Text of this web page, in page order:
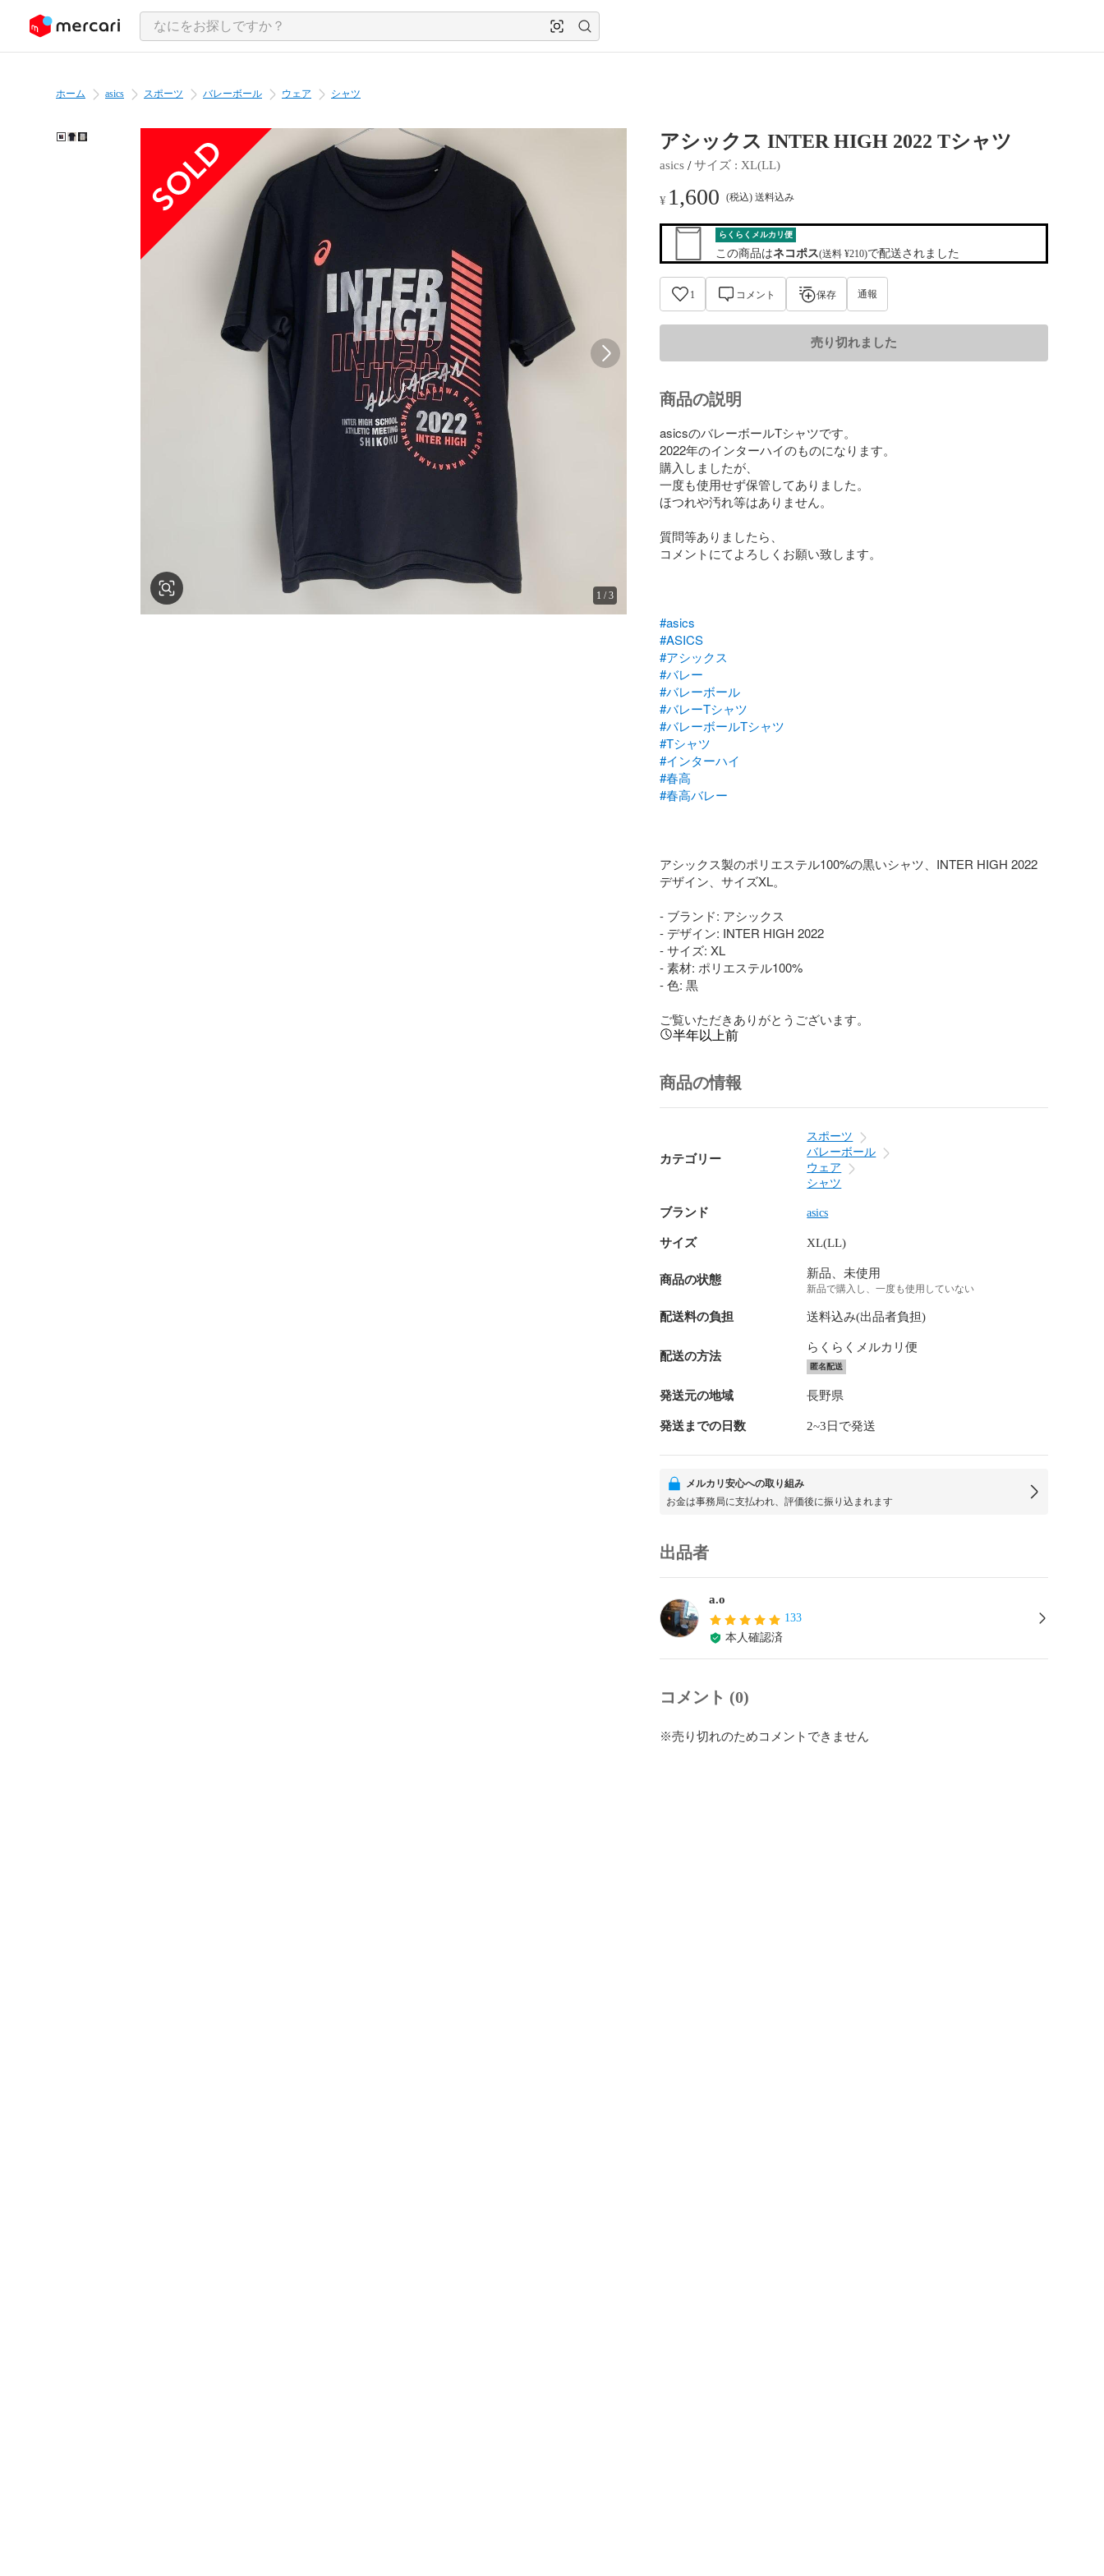
ツにスキップ
ホーム asics スポーツ バレーボール ウェア シャツ
1 /3
アシックス INTER HIGH 2022 Tシャツ
asics / サイズ : XL(LL)
¥ 1,600 (税込) 送料込み
らくらくメルカリ便
この商品はネコポス(送料 ¥210)で配送されました
1 コメント 保存 通報
売り切れました
商品の説明
asicsのバレーボールTシャツです。
2022年のインターハイのものになります。
購入しましたが、
一度も使用せず保管してありました。
ほつれや汚れ等はありません。
質問等ありましたら、
コメントにてよろしくお願い致します。
#asics
#ASICS
#アシックス
#バレー
#バレーボール
#バレーTシャツ
#バレーボールTシャツ
#Tシャツ
#インターハイ
#春高
#春高バレー
アシックス製のポリエステル100%の黒いシャツ、INTER HIGH 2022
デザイン、サイズXL。
- ブランド: アシックス
- デザイン: INTER HIGH 2022
- サイズ: XL
- 素材: ポリエステル100%
- 色: 黒
ご覧いただきありがとうございます。
半年以上前
商品の情報
カテゴリー
スポーツ
バレーボール
ウェア
シャツ
ブランド asics
サイズ XL(LL)
商品の状態 新品、未使用
新品で購入し、一度も使用していない
配送料の負担 送料込み(出品者負担)
配送の方法
らくらくメルカリ便
匿名配送
発送元の地域 長野県
発送までの日数 2~3日で発送
メルカリ安心への取り組み
お金は事務局に支払われ、評価後に振り込まれます
出品者
a.o
133
本人確認済
コメント (0)
※売り切れのためコメントできません